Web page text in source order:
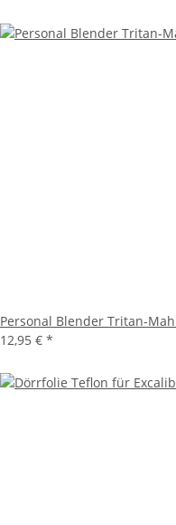
Personal Blender Tritan-
12,95 € *